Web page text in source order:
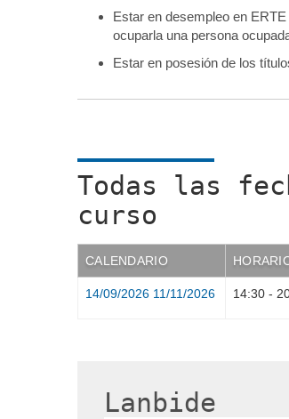
Estar en desempleo en
ocuparla una persona
Estar en posesión de los
Todas las
curso
CALENDARIO
14/09/2026 11/11/2026 14:30 -
Lanbide